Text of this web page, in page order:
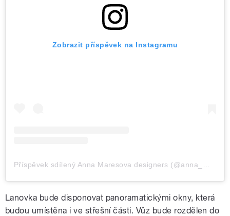
Zobrazit příspěvek na Instagramu
Lanovka bude disponovat panoramatickými okny, která
budou umístěna i ve střešní části. Vůz bude rozdělen do